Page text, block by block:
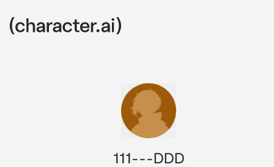
111---DDD